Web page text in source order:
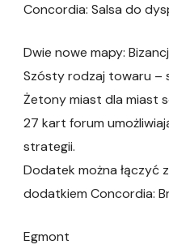
Concordia: Salsa do
Dwie nowe mapy:
Szósty rodzaj towaru –
Żetony miast dla miast
27 kart forum
strategii.
Dodatek można łączyć
dodatkiem Concordia:
Egmont